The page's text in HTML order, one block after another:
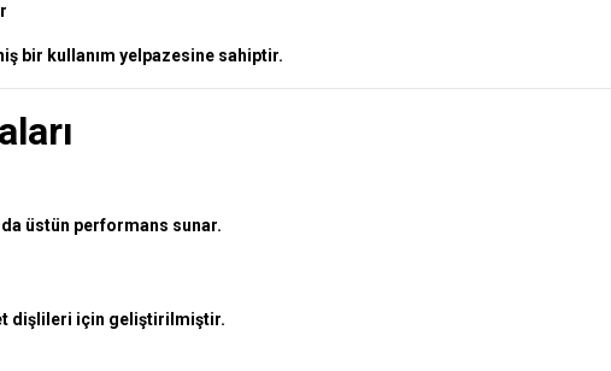
bir kullanım yelpazesine sahiptir.
üstün performans sunar.
dişlileri için geliştirilmiştir.